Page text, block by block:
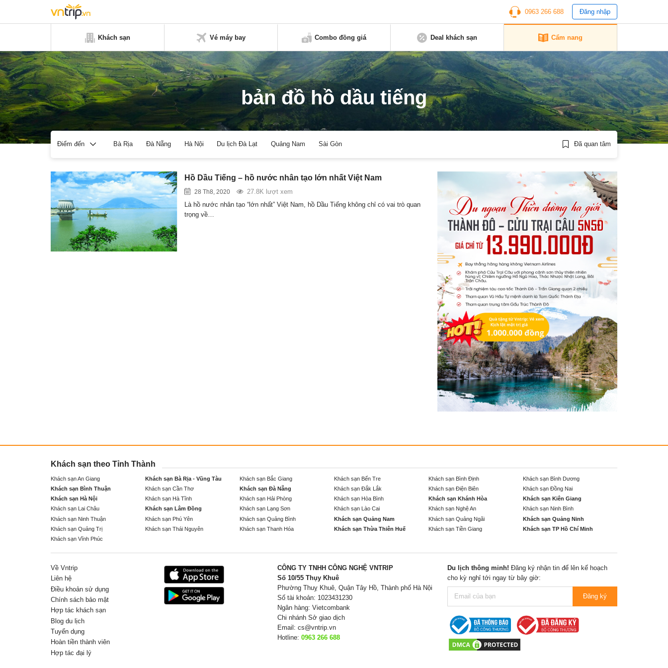
0963 266 688 Đăng nhập
Khách sạn Vé máy bay Combo đồng giá Deal khách sạn Cẩm nang
bản đồ hồ dầu tiếng
Điểm đến Bà Rịa Đà Nẵng Hà Nội Du lịch Đà Lạt Quảng Nam Sài Gòn Đã quan tâm
Hồ Dầu Tiếng – hồ nước nhân tạo lớn nhất Việt Nam
28 Th8, 2020
27.8K lượt xem
Là hồ nước nhân tạo “lớn nhất” Việt Nam, hồ Dầu Tiếng không chỉ có vai trò quan
trọng về…
Khách sạn theo Tỉnh Thành
Khách sạn An Giang Khách sạn Bà Rịa - Vũng Tàu Khách sạn Bắc Giang Khách sạn Bến Tre Khách sạn Bình Định
Khách sạn Bình Dương
Khách sạn Bình Thuận
Khách sạn Cần Thơ Khách sạn Đà Nẵng Khách sạn Đắk Lắk Khách sạn Điện Biên
Khách sạn Đồng Nai
Khách sạn Hà Nội
Khách sạn Hà Tĩnh Khách sạn Hải Phòng Khách sạn Hòa Bình Khách sạn Khánh Hòa
Khách sạn Kiên Giang
Khách sạn Lai Châu
Khách sạn Lâm Đồng Khách sạn Lạng Sơn Khách sạn Lào Cai Khách sạn Nghệ An
Khách sạn Ninh Bình
Khách sạn Ninh Thuận
Khách sạn Phú Yên Khách sạn Quảng Bình Khách sạn Quảng Nam Khách sạn Quảng Ngãi
Khách sạn Quảng Ninh
Khách sạn Quảng Trị
Khách sạn Thái Nguyên Khách sạn Thanh Hóa Khách sạn Thừa Thiên Huế Khách sạn Tiền Giang
Khách sạn TP Hồ Chí Minh
Khách sạn Vĩnh Phúc
Về Vntrip
Liên hệ
Điều khoản sử dụng
Chính sách bảo mật
Hợp tác khách sạn
Blog du lịch
Tuyển dụng
Hoàn tiền thành viên
Hợp tác đại lý
CÔNG TY TNHH CÔNG NGHỆ VNTRIP
Số 10/55 Thụy Khuê
Phường Thuỵ Khuê, Quận Tây Hồ, Thành phố Hà Nội
Số tài khoản: 1023431230
Ngân hàng: Vietcombank
Chi nhánh Sở giao dịch
Email: cs@vntrip.vn
Hotline: 0963 266 688
Du lịch thông minh! Đăng ký nhận tin để lên kế hoạch
cho kỳ nghỉ tới ngay từ bây giờ:
Đăng ký